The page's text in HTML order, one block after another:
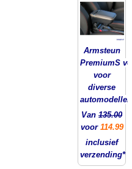
Armsteun
PremiumS
voor
diverse
automodellen
Van135.00
voor 114.99
inclusief
verzending*